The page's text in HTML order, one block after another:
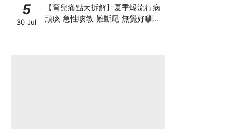
5
30 Jul
【育兒痛點大拆解】夏季爆流行病
頑痰 急性咳敏 難斷尾 無覺好瞓？